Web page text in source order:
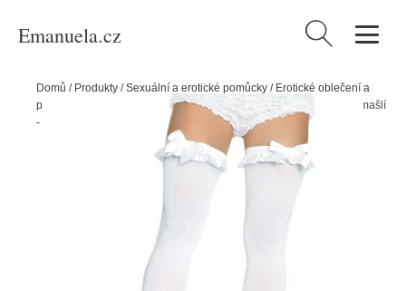
Emanuela.cz Vyhledávání
Domů / Produkty /Sexuální a erotické pomůcky / Erotické oblečení a
prádlo
Dámské erotické prádlo/Leg Avenue Hladké punčochy s mašlí
- bílé